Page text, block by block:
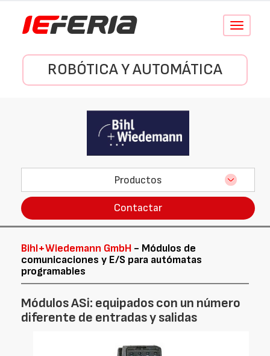
Conmutar
ROBÓTICA Y AUTOMÁTICA
Productos
Contactar
Bihl+Wiedemann GmbH - Módulos de
comunicaciones y E/S para autómatas
programables
Módulos ASi: equipados con un número
diferente de entradas y salidas